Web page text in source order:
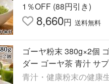
1％OFF (88円引き)
8,660円 送料無料
ゴーヤ粉末 380g×2個
ダー ゴーヤ茶 青汁 サ
青汁・健康粉末の健康